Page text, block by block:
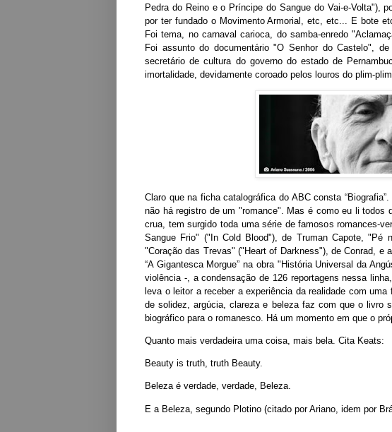
Pedra do Reino e o Príncipe do Sangue do Vai-e-Volta"),
por ter fundado o Movimento Armorial, etc, etc... E bote
Foi tema, no carnaval carioca, do samba-enredo
Foi assunto do documentário "O Senhor do Castelo",
secretário de cultura do governo do estado de
imortalidade, devidamente coroado pelos louros do plim-plim
Claro que na ficha catalográfica do ABC consta
não há registro de um "romance". Mas é como eu li todos
crua, tem surgido toda uma série de famosos romances-
Sangue Frio" ("In Cold Blood"), de Truman Capote, "Pé
"Coração das Trevas" ("Heart of Darkness"), de Conrad, e
“A Gigantesca Morgue” na obra "História Universal da
violência -, a condensação de 126 reportagens nessa
leva o leitor a receber a experiência da realidade com
de solidez, argúcia, clareza e beleza faz com que o livro
biográfico para o romanesco. Há um momento em que o
Quanto mais verdadeira uma coisa, mais bela. Cita Keats:
Beauty is truth, truth Beauty.
Beleza é verdade, verdade, Beleza.
E a Beleza, segundo Plotino (citado por Ariano, idem por